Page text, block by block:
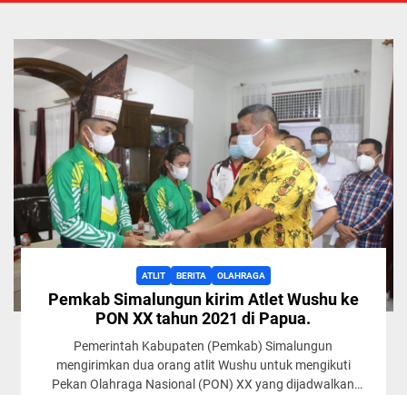
ATLIT BERITA OLAHRAGA
Pemkab Simalungun kirim Atlet Wushu ke
PON XX tahun 2021 di Papua.
Pemerintah Kabupaten (Pemkab) Simalungun
mengirimkan dua orang atlit Wushu untuk mengikuti
Pekan Olahraga Nasional (PON) XX yang dijadwalkan